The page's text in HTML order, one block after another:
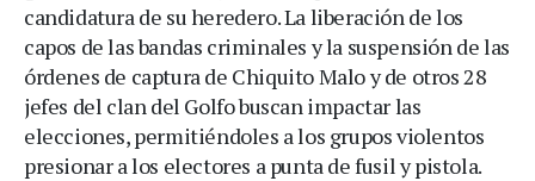
candidatura de su heredero. La liberación de los
capos de las bandas criminales y la suspensión de las
órdenes de captura de Chiquito Malo y de otros 28
jefes del clan del Golfo buscan impactar las
elecciones, permitiéndoles a los grupos violentos
presionar a los electores a punta de fusil y pistola.